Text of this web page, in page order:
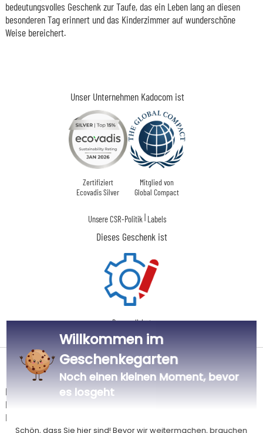
Unser Unternehmen Kadocom ist
Zertifiziert
Ecovadis Silver
Mitglied von
Global Compact
Unsere CSR-Politik Labels
Dieses Geschenk ist
Personalisiert
in Frankreich
bedeutungsvolles Geschenk zur Taufe, das ein Leben lang an diesen
besonderen Tag erinnert und das Kinderzimmer auf wunderschöne
Weise bereichert.
Lieferdatum und Lieferpreis
Dieser Artikel wird in unserem Atelier in Toulouse personalisiert.
Er ist für das Angebot "Versandkostenfrei ab 85 € Warenwert" mit der
Hermes-Standardlieferung berechtigt.
Willkommen im
Geschenkegarten
Noch einen kleinen Moment, bevor
es losgeht
Schön, dass Sie hier sind! Bevor wir weitermachen, brauchen